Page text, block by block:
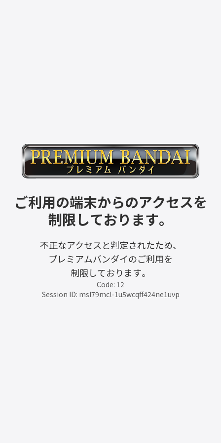
ご利用の端末からのアクセスを
制限しております。
不正なアクセスと判定されたため、
プレミアムバンダイのご利用を
制限しております。
Code: 12
Session ID: msl79mcl-1u5wcqff424ne1uvp